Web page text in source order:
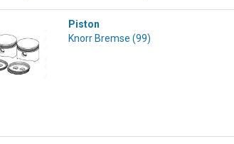
Piston
Knorr Bremse (99)